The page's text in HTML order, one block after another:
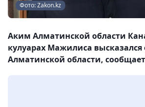
Фото: Zakon.kz
Аким Алматинской области
кулуарах Мажилиса высказался
Алматинской области,